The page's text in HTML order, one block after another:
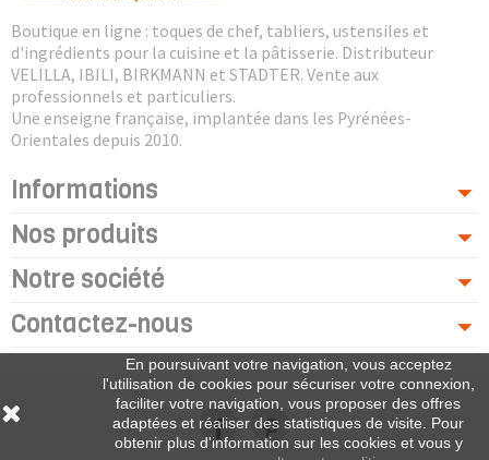
Boutique en ligne : toques de chef, tabliers, ustensiles et
d'ingrédients pour la cuisine et la pâtisserie. Distributeur
VELILLA, IBILI, BIRKMANN et STADTER. Vente aux
professionnels et particuliers.
Une enseigne française, implantée dans les Pyrénées-
Orientales depuis 2010.
Informations
Nos produits
Notre société
Contactez-nous
En poursuivant votre navigation, vous acceptez
l'utilisation de cookies pour sécuriser votre connexion,
faciliter votre navigation, vous proposer des offres
adaptées et réaliser des statistiques de visite. Pour
obtenir plus d'information sur les cookies et vous y